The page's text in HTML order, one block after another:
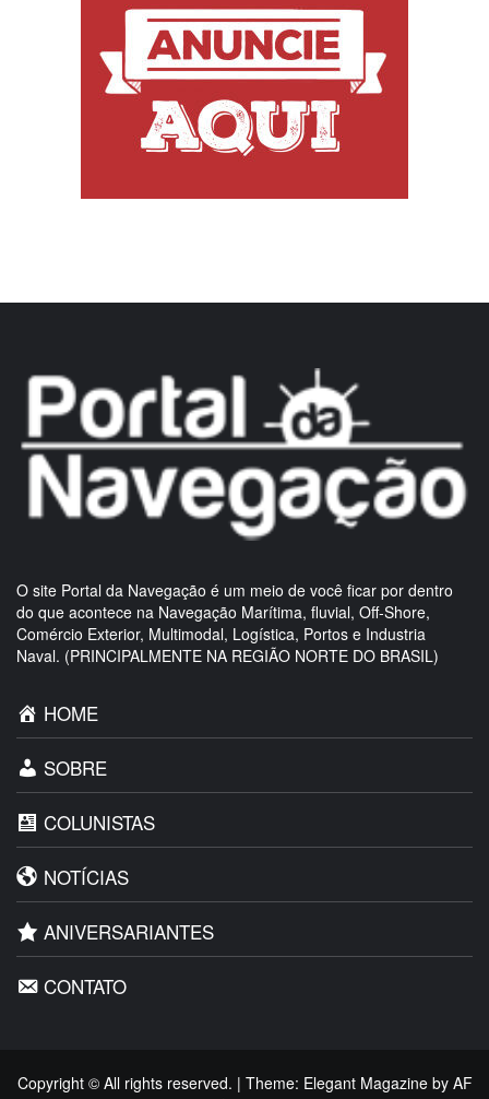
O site Portal da Navegação é um meio de você ficar por dentro
do que acontece na Navegação Marítima, fluvial, Off-Shore,
Comércio Exterior, Multimodal, Logística, Portos e Industria
Naval. (PRINCIPALMENTE NA REGIÃO NORTE DO BRASIL)
HOME
SOBRE
COLUNISTAS
NOTÍCIAS
ANIVERSARIANTES
CONTATO
Copyright © All rights reserved. | Theme: Elegant Magazineby AF